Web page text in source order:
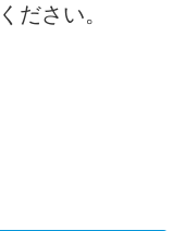
ださい。